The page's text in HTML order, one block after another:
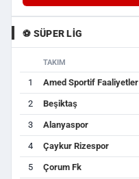
⚽ SÜPER LIG
TAKIM
1 Amed Sportif Faaliyetler
2 Beşiktaş
3 Alanyaspor
4 Çaykur Rizespor
5 Çorum Fk